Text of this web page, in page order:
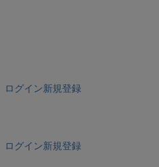
ログイン新規登録
ログイン新規登録